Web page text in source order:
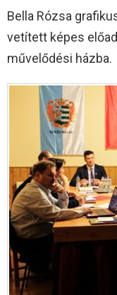
Bella Rózsa
vetített képes
művelődési házba.